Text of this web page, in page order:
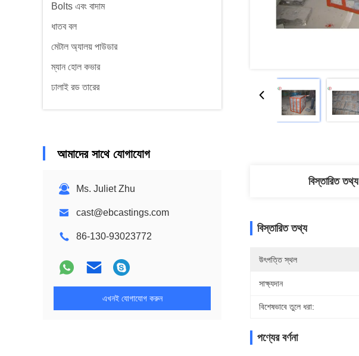
Bolts এবং বাদাম
ধাতব বল
মেটাল অ্যালয় পাউডার
ম্যান হোল কভার
ঢালাই রড তারের
আমাদের সাথে যোগাযোগ
Ms. Juliet Zhu
cast@ebcastings.com
86-130-93023772
এখনই যোগাযোগ করুন
বিস্তারিত তথ্য
বিস্তারিত তথ্য
উৎপত্তি স্থল
সাক্ষ্যদান
বিশেষভাবে তুলে ধরা:
পণ্যের বর্ণনা